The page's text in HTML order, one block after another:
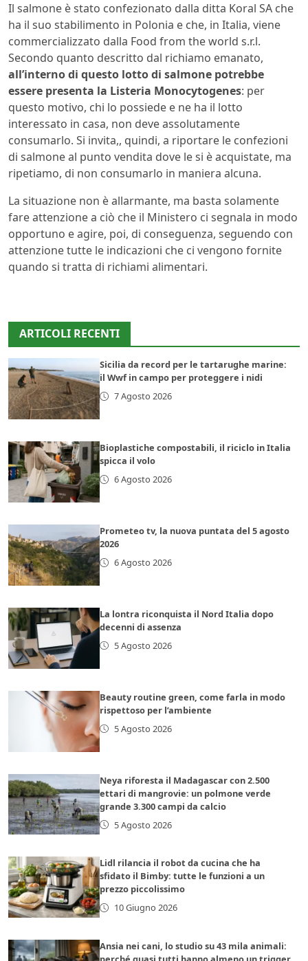
Il salmone è stato confezionato dalla ditta Koral SA che
ha il suo stabilimento in Polonia e che, in Italia, viene
commercializzato dalla Food from the world s.r.l.
Secondo quanto descritto dal richiamo emanato,
all’interno di questo lotto di salmone potrebbe
essere presenta la Listeria Monocytogenes: per
questo motivo, chi lo possiede e ne ha il lotto
interessato in casa, non deve assolutamente
consumarlo. Si invita,, quindi, a riportare le confezioni
di salmone al punto vendita dove le si è acquistate, ma
ripetiamo, di non consumarlo in maniera alcuna.
La situazione non è allarmante, ma basta solamente
fare attenzione a ciò che il Ministero ci segnala in modo
opportuno e agire, poi, di conseguenza, seguendo con
attenzione tutte le indicazioni che ci vengono fornite
quando si tratta di richiami alimentari.
ARTICOLI RECENTI
Sicilia da record per le tartarughe marine:
il Wwf in campo per proteggere i nidi
7 Agosto 2026
Bioplastiche compostabili, il riciclo in Italia
spicca il volo
6 Agosto 2026
Prometeo tv, la nuova puntata del 5 agosto
2026
6 Agosto 2026
La lontra riconquista il Nord Italia dopo
decenni di assenza
5 Agosto 2026
Beauty routine green, come farla in modo
rispettoso per l’ambiente
5 Agosto 2026
Neya riforesta il Madagascar con 2.500
ettari di mangrovie: un polmone verde
grande 3.300 campi da calcio
5 Agosto 2026
Lidl rilancia il robot da cucina che ha
sfidato il Bimby: tutte le funzioni a un
prezzo piccolissimo
10 Giugno 2026
Ansia nei cani, lo studio su 43 mila animali: